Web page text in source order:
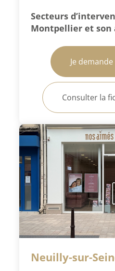
Secteurs
Montpellier et son
Je
Consulter la
Neuilly-sur-